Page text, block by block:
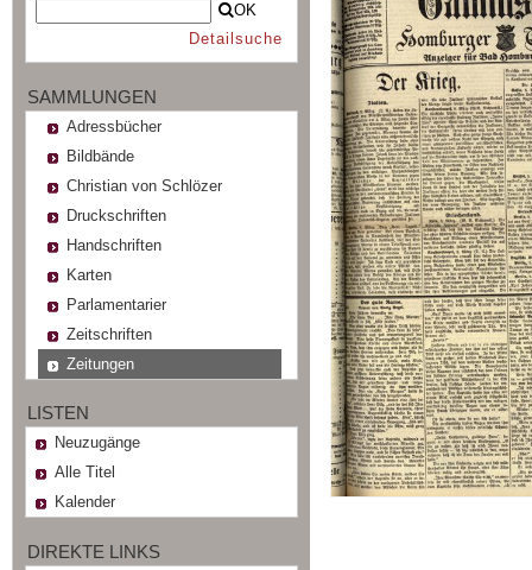
OK
Detailsuche
SAMMLUNGEN
Adressbücher
Bildbände
Christian von Schlözer
Druckschriften
Handschriften
Karten
Parlamentarier
Zeitschriften
Zeitungen
LISTEN
Neuzugänge
Alle Titel
Kalender
DIREKTE LINKS